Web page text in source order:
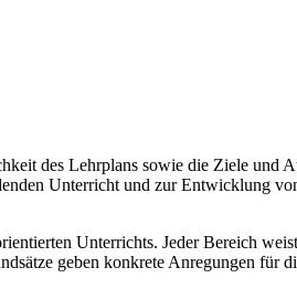
des Lehrplans sowie die Ziele und
Unterricht und zur Entwicklung
Unterrichts. Jeder Bereich
geben konkrete Anregungen für